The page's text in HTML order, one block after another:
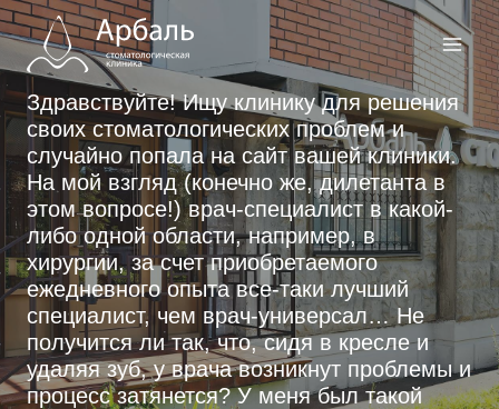
Перейти
к
содержимому
Здравствуйте! Ищу клинику для решения
своих стоматологических проблем и
случайно попала на сайт вашей клиники.
На мой взгляд (конечно же, дилетанта в
этом вопросе!) врач-специалист в какой-
либо одной области, например, в
хирургии, за счет приобретаемого
ежедневного опыта все-таки лучший
специалист, чем врач-универсал… Не
получится ли так, что, сидя в кресле и
удаляя зуб, у врача возникнут проблемы и
процесс затянется? У меня был такой